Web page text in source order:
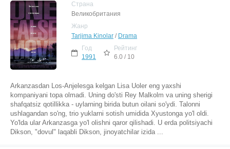
Страна
Великобритания
Жанр
Tarjima Kinolar / Drama
Год
1991
Рейтинг
6.0 / 10
Arkanzasdan Los-Anjelesga kelgan Lisa Uoler eng yaxshi
kompaniyani topa olmadi. Uning do'sti Rey Malkolm va uning sherigi
shafqatsiz qotillikka - uylarning birida butun oilani so'ydi. Talonni
ushlagandan so'ng, trio yuklarni sotish umidida Xyustonga yo'l oldi.
Yo'lda ular Arkanzasga yo'l olishni qaror qilishadi. U erda politsiyachi
Dikson, "dovul" laqabli Dikson, jinoyatchilar izida ...